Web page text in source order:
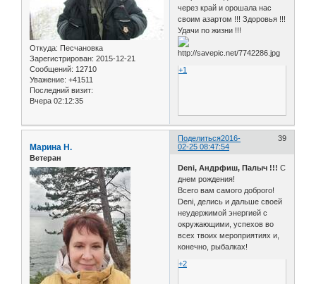
Откуда: Песчановка
Зарегистрирован: 2015-12-21
Сообщений: 12710
Уважение: +41511
Последний визит:
Вчера 02:12:35
через край и орошала нас
своим азартом !!! Здоровья !!!
Удачи по жизни !!!
+1
Поделиться 39
2016-
02-25 08:47:54
Марина Н.
Ветеран
Deni, Андрфиш, Палыч !!! С
днем рождения!
Всего вам самого доброго!
Deni, делись и дальше своей
неудержимой энергией с
окружающими, успехов во
всех твоих мероприятиях и,
конечно, рыбалках!
+2